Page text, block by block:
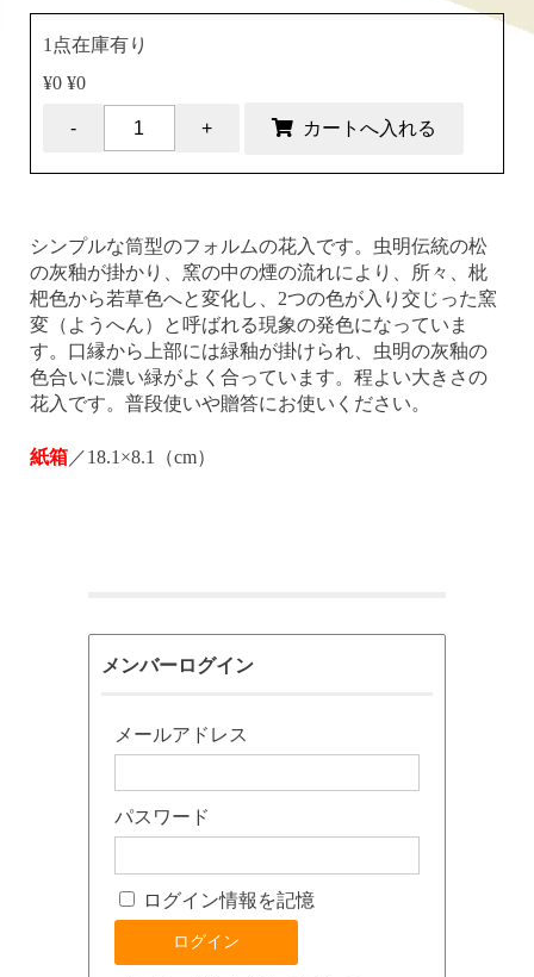
1点在庫有り
¥0 ¥0
シンプルな筒型のフォルムの花入です。虫明伝統の松
の灰釉が掛かり、窯の中の煙の流れにより、所々、枇
杷色から若草色へと変化し、2つの色が入り交じった窯
変（ようへん）と呼ばれる現象の発色になっていま
す。口縁から上部には緑釉が掛けられ、虫明の灰釉の
色合いに濃い緑がよく合っています。程よい大きさの
花入です。普段使いや贈答にお使いください。
紙箱／18.1×8.1（cm）
メンバーログイン
メールアドレス
パスワード
ログイン情報を記憶